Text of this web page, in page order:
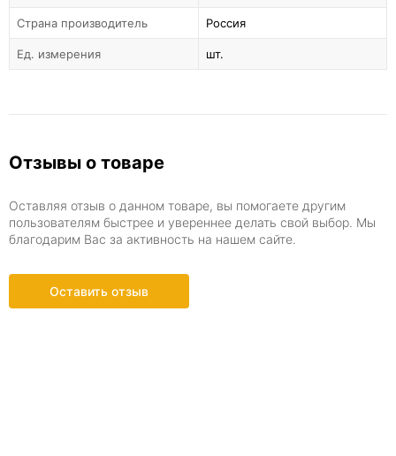
Страна производитель Россия
Ед. измерения шт.
Отзывы о товаре
Оставляя отзыв о данном товаре, вы помогаете другим
пользователям быстрее и увереннее делать свой выбор. Мы
благодарим Вас за активность на нашем сайте.
Оставить отзыв